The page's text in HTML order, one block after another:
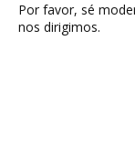
Por favor, sé
nos dirigimos.